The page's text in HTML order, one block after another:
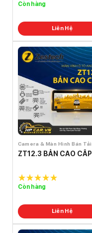
5.0out of
Còn hàng
Liên Hệ
Camera & Màn Hình Bán Tải
ZT12.3 BẢN CAO CẤP
5.0out of
Còn hàng
Liên Hệ